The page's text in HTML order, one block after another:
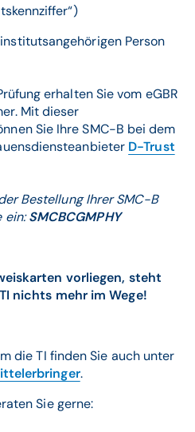
Person
erhalten Sie vom eGBR
Mit dieser
Sie Ihre SMC-B bei dem
D-Trust
Bestellung Ihrer SMC-B
ein:SMCBCGMPHY
vorliegen, steht
nichts mehr im Wege!
die TI finden Sie auch unter
.
Sie gerne: